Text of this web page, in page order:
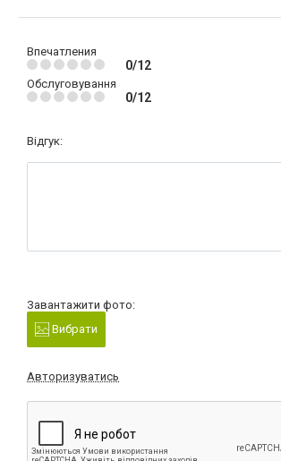
Впечатления
0/12
Обслуговування
0/12
Відгук:
Завантажити фото:
Вибрати
Авторизуватись